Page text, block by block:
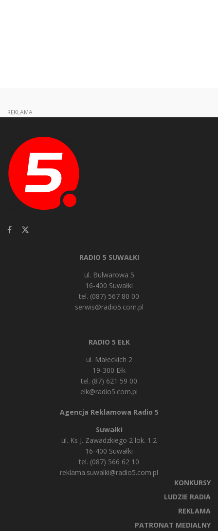
REKLAMA
RADIO 5 SUWAŁKI
ul. Bulwarowa 5
16-400 Suwałki
tel. (087) 567 80 00
serwis@radio5.com.pl
RADIO 5 EŁK
ul. Małeckich 2
19-300 Ełk
tel. (87) 621 59 00
elk@radio5.com.pl
Agencja Reklamowa Radio 5
Suwałki
ul. Ks J. Zawadzkiego 2 lok. 1.2
16-400 Suwałki
tel. (087) 566 62 10
reklama.suwalki@radio5.com.pl
KONKURSY
LUDZIE RADIA
REKLAMA
PATRONAT MEDIALNY